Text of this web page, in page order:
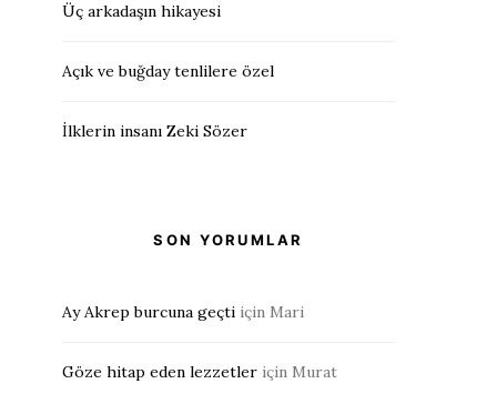
Üç arkadaşın hikayesi
Açık ve buğday tenlilere özel
İlklerin insanı Zeki Sözer
SON YORUMLAR
Ay Akrep burcuna geçti için Mari
Göze hitap eden lezzetler için Murat